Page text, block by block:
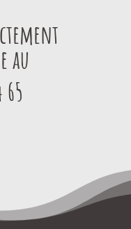
au
65